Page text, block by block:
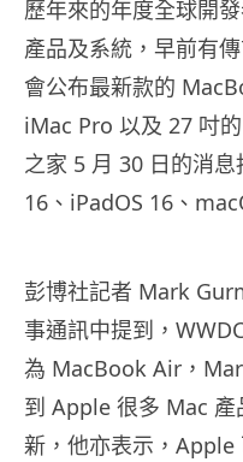
歷年來的年度全球開
產品及系統，早前有
會公布最新款的
iMac Pro 以及 27 吋
之家 5 月 30 日的消
16、iPadOS 16、
彭博社記者 Mark
事通訊中提到，
為 MacBook Air，
到 Apple 很多 Mac 產
新，他亦表示，Apple